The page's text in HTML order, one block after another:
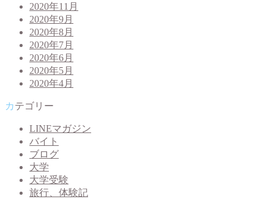
2020年11月
2020年9月
2020年8月
2020年7月
2020年6月
2020年5月
2020年4月
カテゴリー
LINEマガジン
バイト
ブログ
大学
大学受験
旅行、体験記